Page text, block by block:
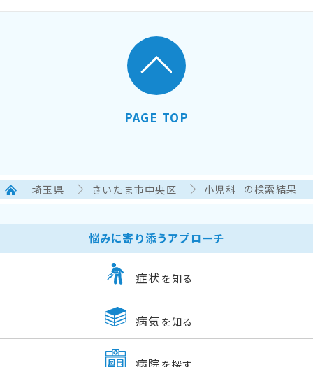
PAGE TOP
埼玉県 さいたま市中央区 小児科 の検索結果
悩みに寄り添うアプローチ
症状 を知る
病気 を知る